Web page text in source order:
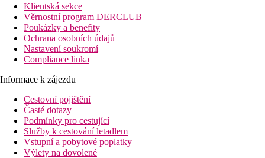
Klientská sekce
Věrnostní program DERCLUB
Poukázky a benefity
Ochrana osobních údajů
Nastavení soukromí
Compliance linka
Informace k zájezdu
Cestovní pojištění
Časté dotazy
Podmínky pro cestující
Služby k cestování letadlem
Vstupní a pobytové poplatky
Výlety na dovolené